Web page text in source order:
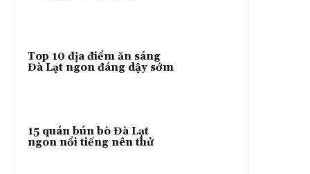
Top 10 địa điểm ăn sáng
Đà Lạt ngon đáng dậy sớm
15 quán bún bò Đà Lạt
ngon nổi tiếng nên thử